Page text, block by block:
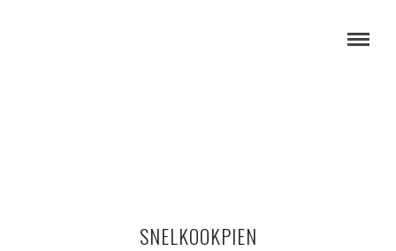
SNELKOOKPIEN